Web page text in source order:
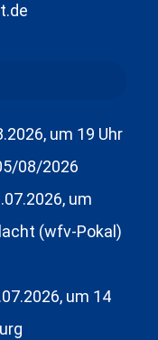
um 19 Uhr
08/2026
um
(wfv-Pokal)
um 14